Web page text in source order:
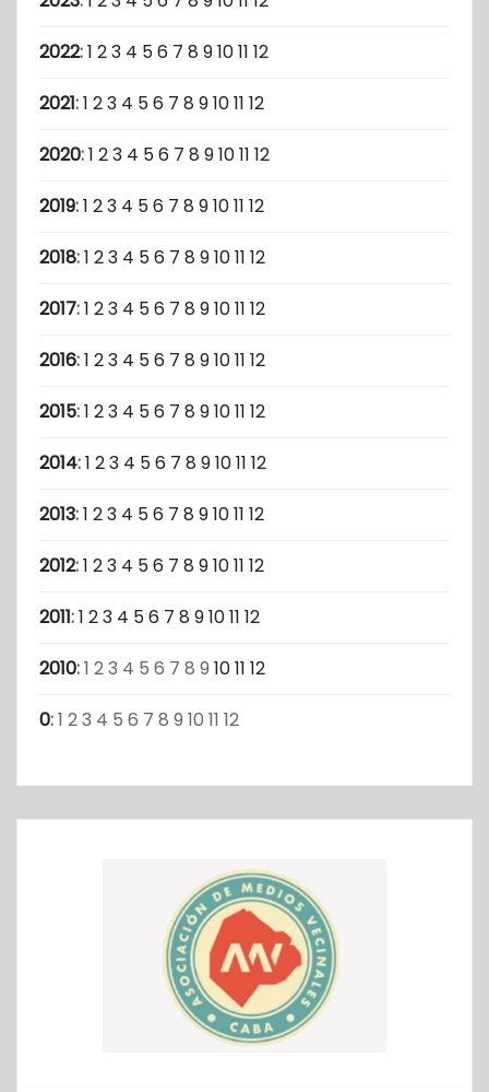
2022:1 23 4 56 7 8 91011 12
2021:1 23 4 56 7 8 91011 12
2020:1 23 4 56 7 8 91011 12
2019:1 23 4 56 7 8 91011 12
2018:1 23 4 56 7 8 91011 12
2017:1 23 4 56 7 8 91011 12
2016:1 23 4 56 7 8 91011 12
2015:1 23 4 56 7 8 91011 12
2014:1 23 4 56 7 8 91011 12
2013:1 23 4 56 7 8 91011 12
2012:1 23 4 56 7 8 91011 12
2011:1 23 4 56 7 8 91011 12
2010:1 23 4 5 6 7 8 9 1011 12
0:1 23 4 5 6 7 8 9 10 11 12